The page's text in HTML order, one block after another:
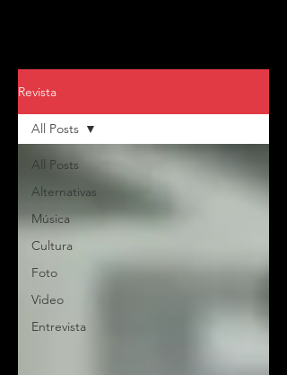
Revista
All Posts
Alternativas
Música
Cultura
Foto
Video
Entrevista
All Posts